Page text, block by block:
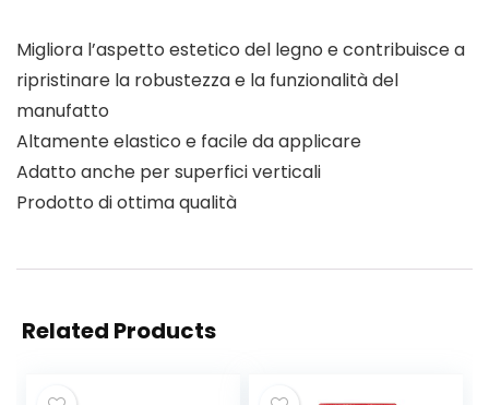
Migliora l’aspetto estetico del legno e contribuisce a
ripristinare la robustezza e la funzionalità del
manufatto
Altamente elastico e facile da applicare
Adatto anche per superfici verticali
Prodotto di ottima qualità
Related Products